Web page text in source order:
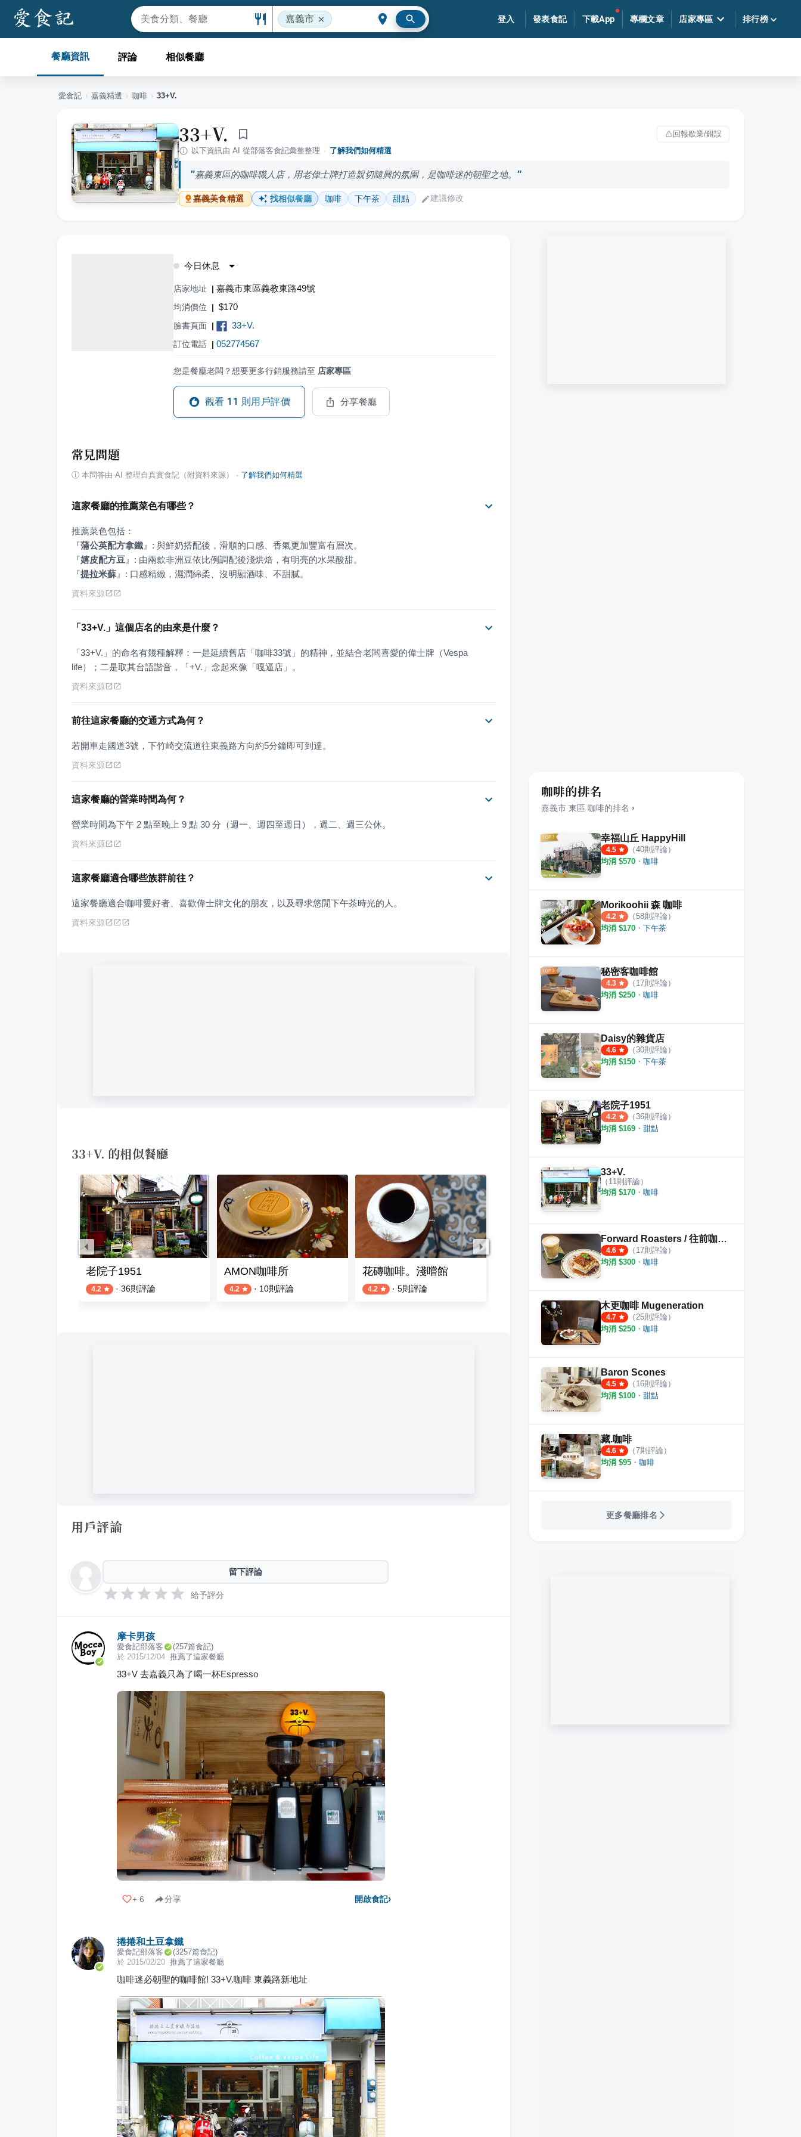
嘉義市 登入 發表食記 下載App 專欄文章 店家專區 排行榜
餐廳資訊 評論 相似餐廳
愛食記 › 嘉義精選 › 咖啡 › 33+V.
33+V.
回報歇業/錯誤
以下資訊由 AI 從部落客食記彙整整理 · 了解我們如何精選
嘉義東區的咖啡職人店，用老偉士牌打造親切隨興的氛圍，是咖啡迷的朝聖之地。
嘉義美食精選 找相似餐廳 咖啡 下午茶 甜點 建議修改
今日休息
店家地址 | 嘉義市東區義教東路49號
均消價位 | $170
臉書頁面 | 33+V.
訂位電話 | 052774567
您是餐廳老闆？想要更多行銷服務請至 店家專區
觀看 11 則用戶評價 分享餐廳
常見問題
ⓘ 本問答由 AI 整理自真實食記（附資料來源） · 了解我們如何精選
這家餐廳的推薦菜色有哪些？
『蒲公英配方拿鐵 』
『嬉皮配方豆 』
『提拉米蘇 』 : 口感精緻，濕潤綿柔、沒明顯酒味、不甜膩。
資料來源
「33+V.」這個店名的由來是什麼？
「33+V.」的命名有幾種解釋：一是延續舊店「咖啡33號」的精神，並結合老闆喜愛的偉士牌（Vespa
life）；二是取其台語諧音，「+V.」念起來像「嘎逼店」。
資料來源
前往這家餐廳的交通方式為何？
若開車走國道3號，下竹崎交流道往東義路方向約5分鐘即可到達。
資料來源
這家餐廳的營業時間為何？
營業時間為下午 2 點至晚上 9 點 30 分（週一、週四至週日），週二、週三公休。
資料來源
這家餐廳適合哪些族群前往？
這家餐廳適合咖啡愛好者、喜歡偉士牌文化的朋友，以及尋求悠閒下午茶時光的人。
資料來源
33+V. 的相似餐廳
老院子1951
4.2 · 36則評論
AMON咖啡所
4.2 · 10則評論
花磚咖啡。淺嚐館
4.2 · 5則評論
用戶評論
留下評論
給予評分
摩卡男孩
愛食記部落客 (257篇食記)
於 2015/12/04 推薦了這家餐廳
33+V 去嘉義只為了喝一杯Espresso
+ 6 分享 開啟食記›
捲捲和土豆拿鐵
愛食記部落客 (3257篇食記)
於 2015/02/20 推薦了這家餐廳
咖啡迷必朝聖的咖啡館! 33+V.咖啡 東義路新地址
咖啡的排名
嘉義市 東區 咖啡的排名 ›
幸福山丘 HappyHill
4.5 （40則評論）
均消 $570 ・ 咖啡
Morikoohii 森 咖啡
4.2 （58則評論）
均消 $170 ・ 下午茶
秘密客咖啡館
4.3 （ 17則評論）
均消 $250 ・ 咖啡
Daisy的雜貨店
4.6 （30則評論）
均消 $150 ・ 下午茶
老院子1951
4.2 （36則評論）
均消 $169 ・ 甜點
33+V.
（ 11則評論）
均消 $170 ・ 咖啡
Forward Roasters / 往前咖啡製作所
4.6 （ 17則評論）
均消 $300 ・ 咖啡
木更咖啡 Mugeneration
4.7 （ 25則評論）
均消 $250 ・ 咖啡
Baron Scones
4.5 （ 16則評論）
均消 $100 ・ 甜點
藏.咖啡
4.6 （7則評論）
均消 $95 ・ 咖啡
更多餐廳排名